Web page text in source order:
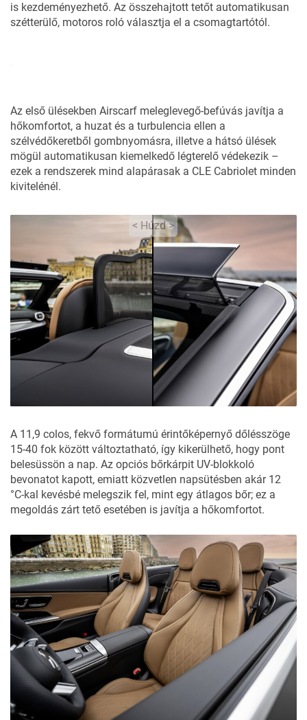
is kezdeményezhető. Az összehajtott tetőt automatikusan
szétterülő, motoros roló választja el a csomagtartótól.
Az első ülésekben Airscarf meleglevegő-befúvás javítja a
hőkomfortot, a huzat és a turbulencia ellen a
szélvédőkeretből gombnyomásra, illetve a hátsó ülések
mögül automatikusan kiemelkedő légterelő védekezik –
ezek a rendszerek mind alapárasak a CLE Cabriolet minden
kivitelénél.
A 11,9 colos, fekvő formátumú érintőképernyő dőlésszöge
15-40 fok között változtatható, így kikerülhető, hogy pont
belesüssön a nap. Az opciós bőrkárpit UV-blokkoló
bevonatot kapott, emiatt közvetlen napsütésben akár 12
°C-kal kevésbé melegszik fel, mint egy átlagos bőr; ez a
megoldás zárt tető esetében is javítja a hőkomfortot.